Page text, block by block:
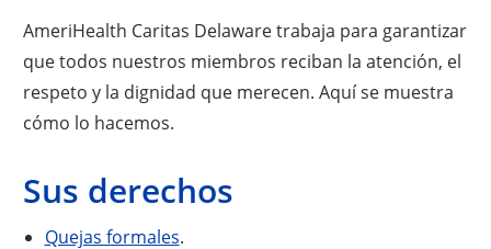
AmeriHealth Caritas Delaware trabaja para garantizar
que todos nuestros miembros reciban la atención, el
respeto y la dignidad que merecen. Aquí se muestra
cómo lo hacemos.
Sus derechos
Quejas formales.